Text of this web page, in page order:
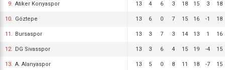
9. Atiker Konyaspor 13 4 6 3 18 15 3 18
10. Göztepe 13 6 0 7 15 16 -1 18
11. Bursaspor 13 3 7 3 14 13 1 16
12. DG Sivasspor 13 3 6 4 15 19 -4 15
13. A. Alanyaspor 13 5 0 8 11 18 -7 15